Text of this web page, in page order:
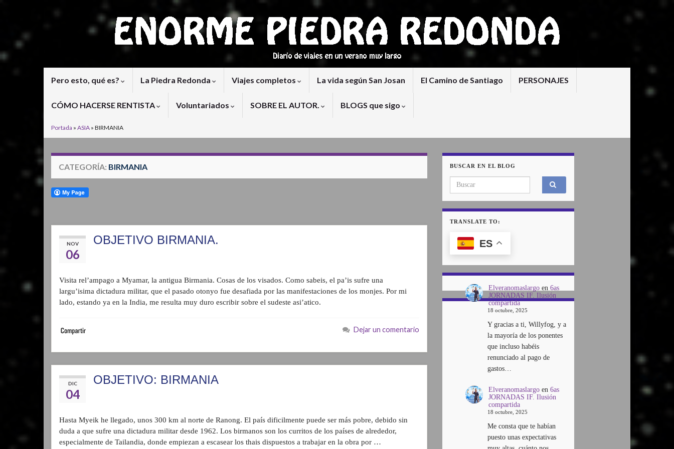
Pero esto, qué es? La Piedra Redonda Viajes completos La vida según San Josan El Camino de Santiago PERSONAJES
CÓMO HACERSE RENTISTA Voluntariados SOBRE EL AUTOR. BLOGS que sigo
Portada » ASIA » BIRMANIA
CATEGORÍA: BIRMANIA
NOV
06
OBJETIVO BIRMANIA.
Visita rel’ampago a Myamar, la antigua Birmania. Cosas de los visados. Como sabeis, el pa’is sufre una
largu’isima dictadura militar, que el pasado otonyo fue desafiada por las manifestaciones de los monjes. Por mi
lado, estando ya en la India, me resulta muy duro escribir sobre el sudeste asi’atico.
Dejar un comentario
DIC
04
OBJETIVO: BIRMANIA
Hasta Myeik he llegado, unos 300 km al norte de Ranong. El país dificilmente puede ser más pobre, debido sin
duda a que sufre una dictadura militar desde 1962. Los birmanos son los curritos de los países de alrededor,
especialmente de Tailandia, donde empiezan a escasear los thais dispuestos a trabajar en la obra por …
BUSCAR EN EL BLOG
Search for:
TRANSLATE TO:
ES
Elveranomaslargoen 6as
JORNADAS IF. Ilusión
compartida
18 octubre, 2025
Y gracias a ti, Willyfog, y a
la mayoría de los ponentes
que incluso habéis
renunciado al pago de
gastos…
Elveranomaslargoen 6as
JORNADAS IF. Ilusión
compartida
18 octubre, 2025
Me consta que te habían
puesto unas expectativas